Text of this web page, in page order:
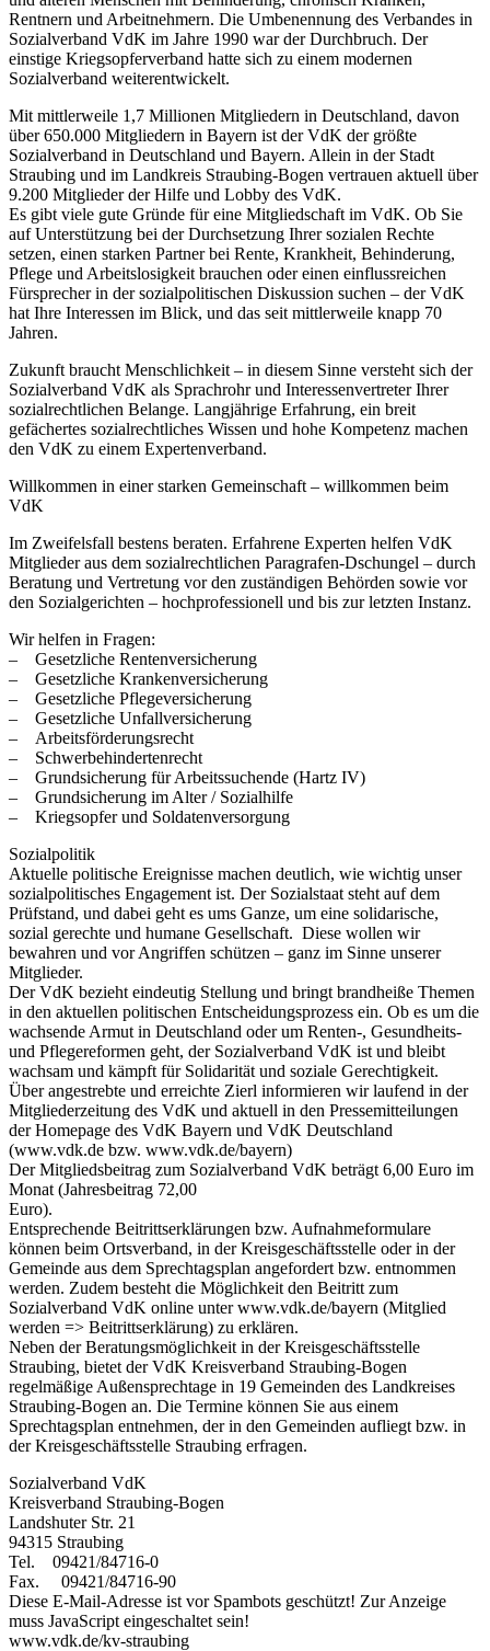
Rentnern und Arbeitnehmern. Die Umbenennung des Verbandes in
Sozialverband VdK im Jahre 1990 war der Durchbruch. Der
einstige Kriegsopferverband hatte sich zu einem modernen
Sozialverband weiterentwickelt.
Mit mittlerweile 1,7 Millionen Mitgliedern in Deutschland, davon
über 650.000 Mitgliedern in Bayern ist der VdK der größte
Sozialverband in Deutschland und Bayern. Allein in der Stadt
Straubing und im Landkreis Straubing-Bogen vertrauen aktuell über
9.200 Mitglieder der Hilfe und Lobby des VdK.
Es gibt viele gute Gründe für eine Mitgliedschaft im VdK. Ob Sie
auf Unterstützung bei der Durchsetzung Ihrer sozialen Rechte
setzen, einen starken Partner bei Rente, Krankheit, Behinderung,
Pflege und Arbeitslosigkeit brauchen oder einen einflussreichen
Fürsprecher in der sozialpolitischen Diskussion suchen – der VdK
hat Ihre Interessen im Blick, und das seit mittlerweile knapp 70
Jahren.
Zukunft braucht Menschlichkeit – in diesem Sinne versteht sich der
Sozialverband VdK als Sprachrohr und Interessenvertreter Ihrer
sozialrechtlichen Belange. Langjährige Erfahrung, ein breit
gefächertes sozialrechtliches Wissen und hohe Kompetenz machen
den VdK zu einem Expertenverband.
Willkommen in einer starken Gemeinschaft – willkommen beim
VdK
Im Zweifelsfall bestens beraten. Erfahrene Experten helfen VdK
Mitglieder aus dem sozialrechtlichen Paragrafen-Dschungel – durch
Beratung und Vertretung vor den zuständigen Behörden sowie vor
den Sozialgerichten – hochprofessionell und bis zur letzten Instanz.
Wir helfen in Fragen:
– Gesetzliche Rentenversicherung
– Gesetzliche Krankenversicherung
– Gesetzliche Pflegeversicherung
– Gesetzliche Unfallversicherung
– Arbeitsförderungsrecht
– Schwerbehindertenrecht
– Grundsicherung für Arbeitssuchende (Hartz IV)
– Grundsicherung im Alter / Sozialhilfe
– Kriegsopfer und Soldatenversorgung
Sozialpolitik
Aktuelle politische Ereignisse machen deutlich, wie wichtig unser
sozialpolitisches Engagement ist. Der Sozialstaat steht auf dem
Prüfstand, und dabei geht es ums Ganze, um eine solidarische,
sozial gerechte und humane Gesellschaft. Diese wollen wir
bewahren und vor Angriffen schützen – ganz im Sinne unserer
Mitglieder.
Der VdK bezieht eindeutig Stellung und bringt brandheiße Themen
in den aktuellen politischen Entscheidungsprozess ein. Ob es um die
wachsende Armut in Deutschland oder um Renten-, Gesundheits-
und Pflegereformen geht, der Sozialverband VdK ist und bleibt
wachsam und kämpft für Solidarität und soziale Gerechtigkeit.
Über angestrebte und erreichte Zierl informieren wir laufend in der
Mitgliederzeitung des VdK und aktuell in den Pressemitteilungen
der Homepage des VdK Bayern und VdK Deutschland
(www.vdk.de bzw. www.vdk.de/bayern)
Der Mitgliedsbeitrag zum Sozialverband VdK beträgt 6,00 Euro im
Monat (Jahresbeitrag 72,00
Euro).
Entsprechende Beitrittserklärungen bzw. Aufnahmeformulare
können beim Ortsverband, in der Kreisgeschäftsstelle oder in der
Gemeinde aus dem Sprechtagsplan angefordert bzw. entnommen
werden. Zudem besteht die Möglichkeit den Beitritt zum
Sozialverband VdK online unter www.vdk.de/bayern (Mitglied
werden => Beitrittserklärung) zu erklären.
Neben der Beratungsmöglichkeit in der Kreisgeschäftsstelle
Straubing, bietet der VdK Kreisverband Straubing-Bogen
regelmäßige Außensprechtage in 19 Gemeinden des Landkreises
Straubing-Bogen an. Die Termine können Sie aus einem
Sprechtagsplan entnehmen, der in den Gemeinden aufliegt bzw. in
der Kreisgeschäftsstelle Straubing erfragen.
Sozialverband VdK
Kreisverband Straubing-Bogen
Landshuter Str. 21
94315 Straubing
Tel. 09421/84716-0
Fax. 09421/84716-90
Diese E-Mail-Adresse ist vor Spambots geschützt! Zur Anzeige
muss JavaScript eingeschaltet sein!
www.vdk.de/kv-straubing